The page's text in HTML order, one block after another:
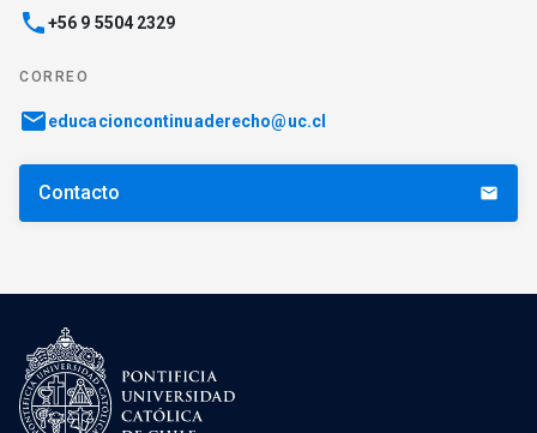
phone+56 9 5504 2329
CORREO
emaileducacioncontinuaderecho@uc.cl
Contacto email